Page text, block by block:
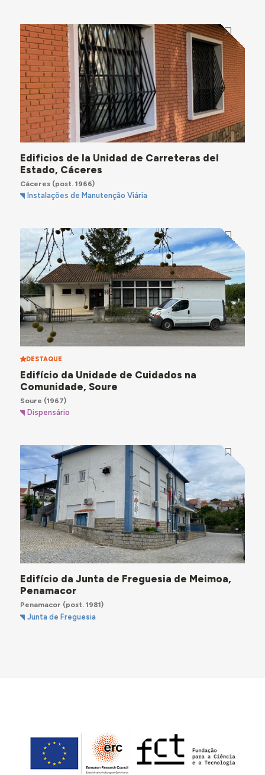
Edificios de la Unidad de Carreteras del
Estado, Cáceres
Cáceres(post. 1966)
Instalações de Manutenção Viária
DESTAQUE
Edifício da Unidade de Cuidados na
Comunidade, Soure
Soure (1967)
Dispensário
Edifício da Junta de Freguesia de Meimoa,
Penamacor
Penamacor (post. 1981)
Junta de Freguesia